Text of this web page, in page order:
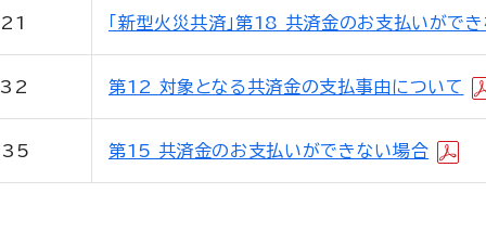
「新型火災共済」第18 共済金のお支払いがで
第12 対象となる共済金の支払事由について
35 第15 共済金のお支払いができない場合